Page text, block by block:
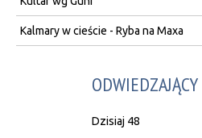
Kalmary w cieście - Ryba na Maxa
ODWIEDZAJĄCY
Dzisiaj 48